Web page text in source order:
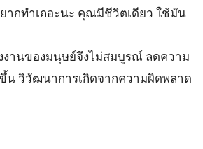
กทำเถอะนะ คุณมีชีวิตเดียว ใช้มัน
านของมนุษย์จึงไม่สมบูรณ์ ลดความ
น วิวัฒนาการเกิดจากความผิดพลาด